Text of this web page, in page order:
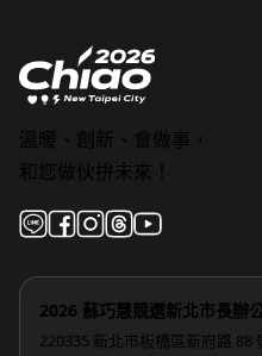
溫暖、創新、會做事，
和您做伙拚未來！
2026 蘇巧慧競選新北市長辦
220335 新北市板橋區新府路 88